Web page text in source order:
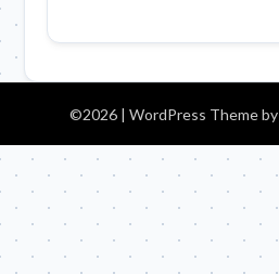
©2026 | WordPress Theme by